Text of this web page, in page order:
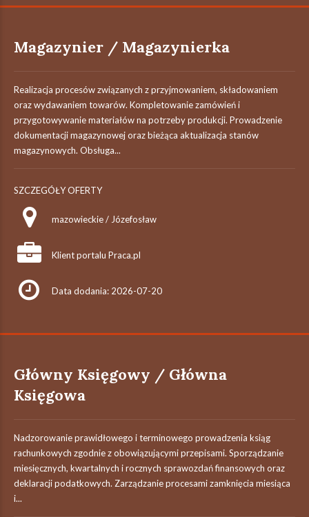
Magazynier / Magazynierka
Realizacja procesów związanych z przyjmowaniem, składowaniem
oraz wydawaniem towarów. Kompletowanie zamówień i
przygotowywanie materiałów na potrzeby produkcji. Prowadzenie
dokumentacji magazynowej oraz bieżąca aktualizacja stanów
magazynowych. Obsługa...
SZCZEGÓŁY OFERTY
mazowieckie / Józefosław
Klient portalu Praca.pl
Data dodania: 2026-07-20
Główny Księgowy / Główna
Księgowa
Nadzorowanie prawidłowego i terminowego prowadzenia ksiąg
rachunkowych zgodnie z obowiązującymi przepisami. Sporządzanie
miesięcznych, kwartalnych i rocznych sprawozdań finansowych oraz
deklaracji podatkowych. Zarządzanie procesami zamknięcia miesiąca
i...